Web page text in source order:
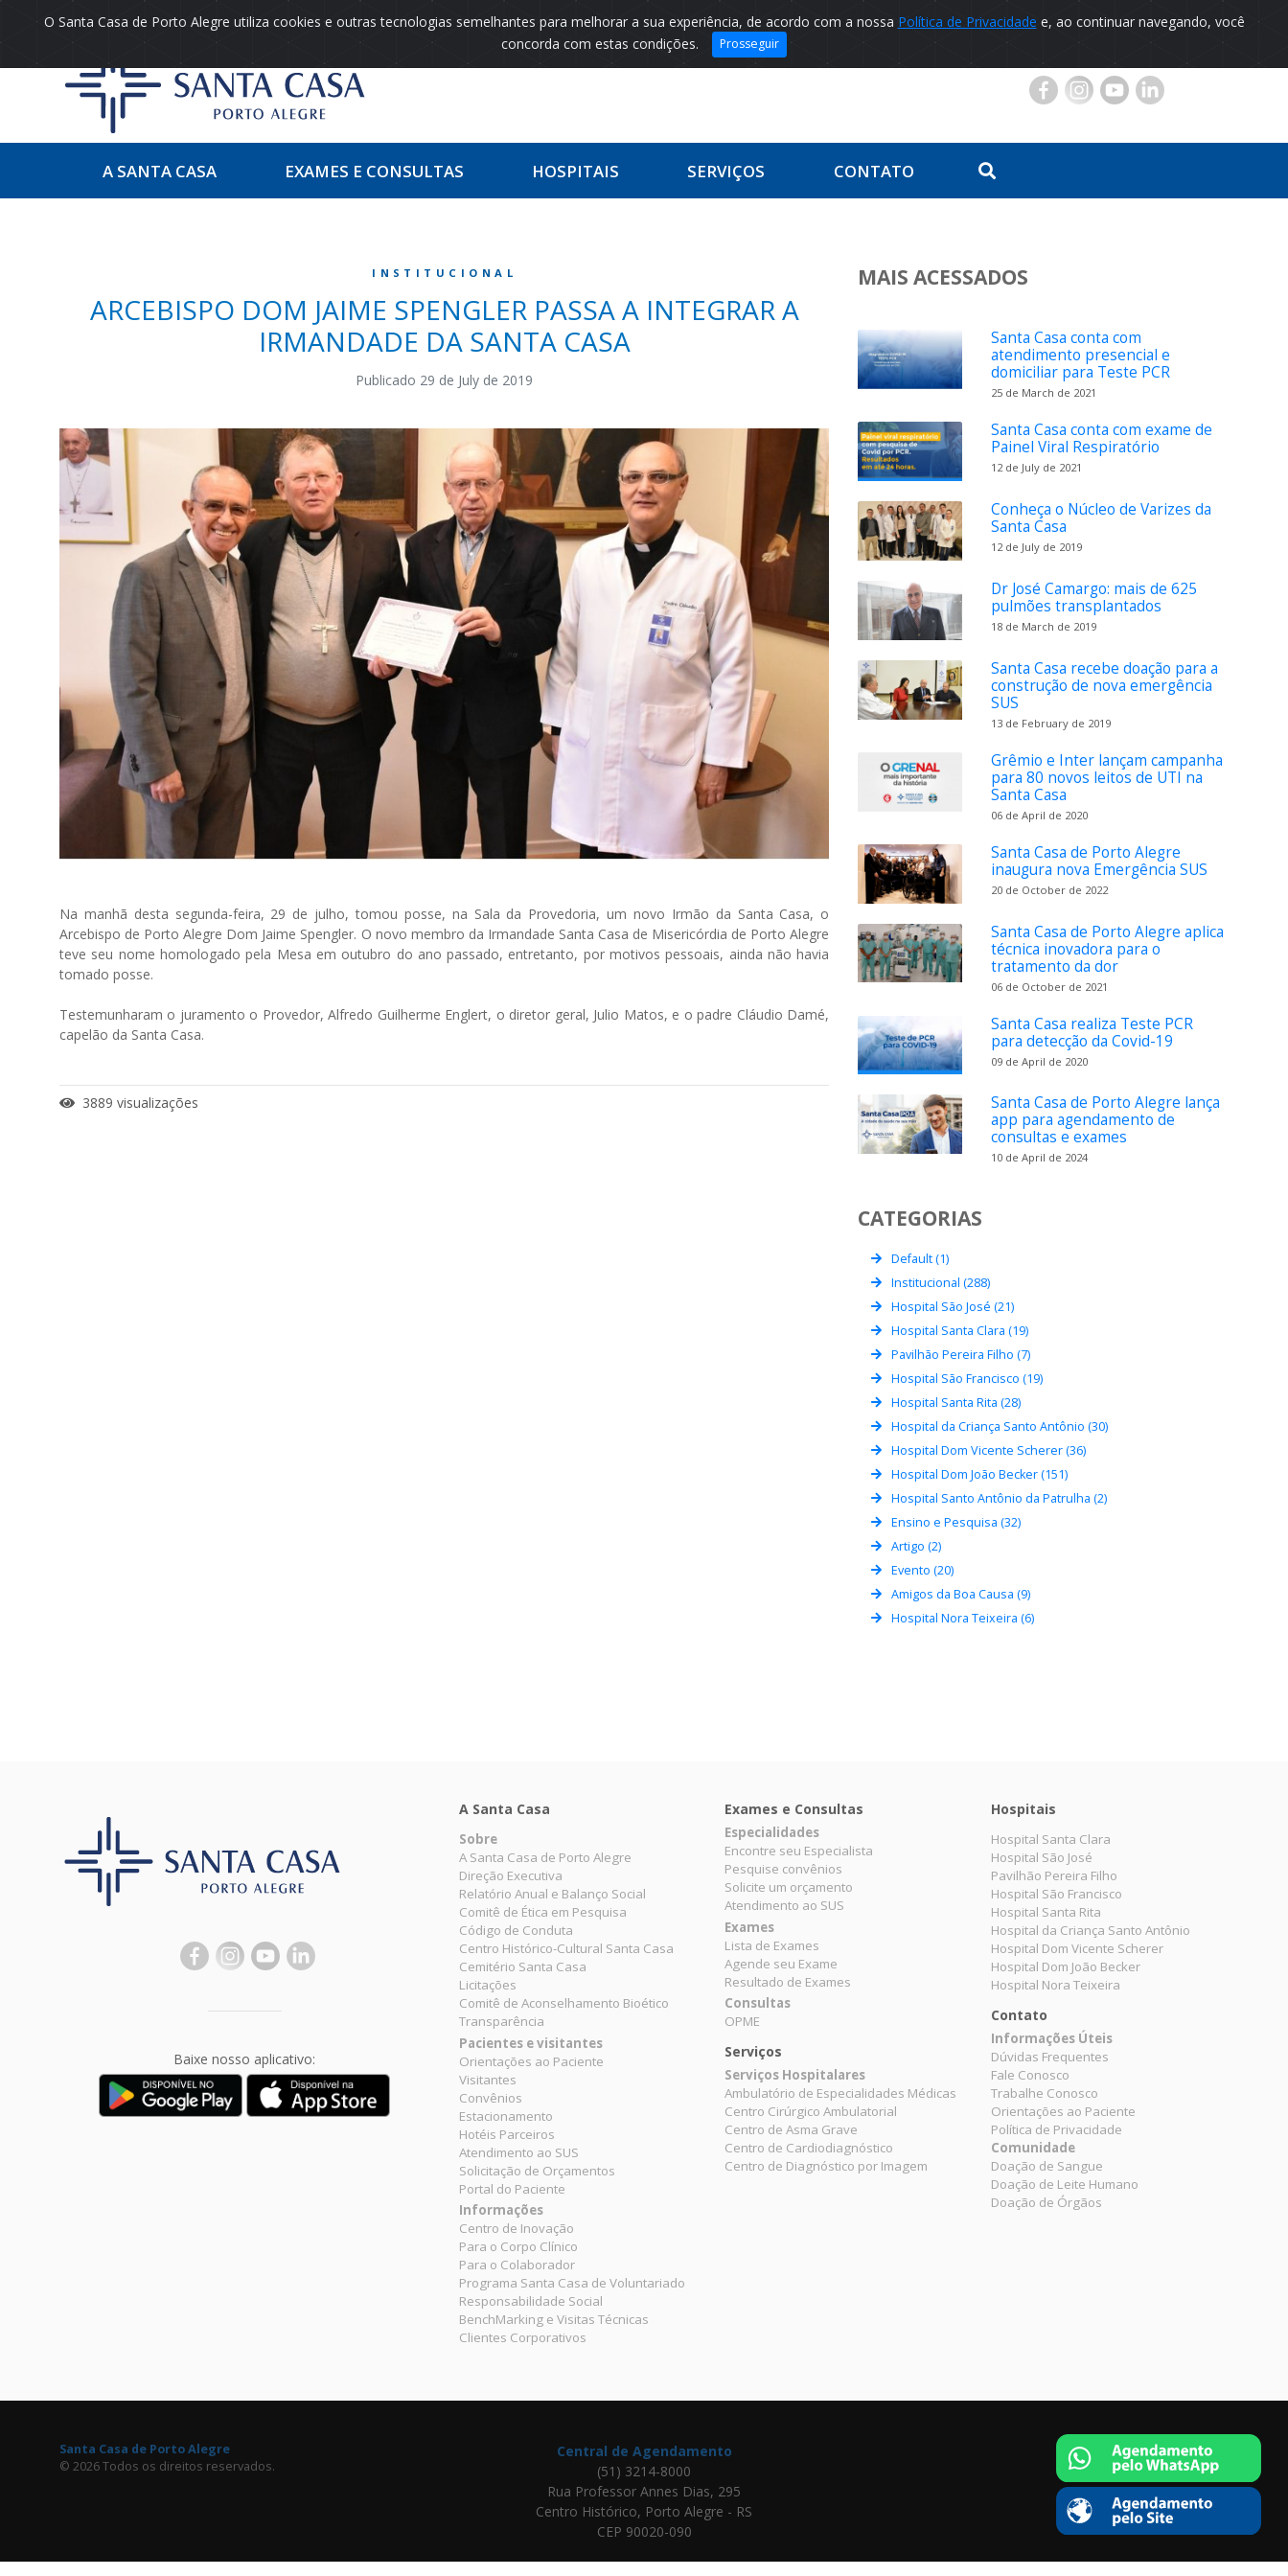
O Santa Casa de Porto Alegre utiliza cookies e outras tecnologias semelhantes para melhorar a sua experiência, de acordo com a nossa Política de Privacidade e, ao continuar navegando, você
concorda com estas condições.
Prosseguir
A SANTA CASA EXAMES E CONSULTAS HOSPITAIS SERVIÇOS CONTATO
INSTITUCIONAL
ARCEBISPO DOM JAIME SPENGLER PASSA A INTEGRAR A
IRMANDADE DA SANTA CASA
Publicado 29 de July de 2019
Na manhã desta segunda-feira, 29 de julho, tomou posse, na Sala da Provedoria, um novo Irmão da Santa Casa, o
Arcebispo de Porto Alegre Dom Jaime Spengler. O novo membro da Irmandade Santa Casa de Misericórdia de Porto Alegre
teve seu nome homologado pela Mesa em outubro do ano passado, entretanto, por motivos pessoais, ainda não havia
tomado posse.
Testemunharam o juramento o Provedor, Alfredo Guilherme Englert, o diretor geral, Julio Matos, e o padre Cláudio Damé,
capelão da Santa Casa.
3889 visualizações
MAIS ACESSADOS
Santa Casa conta com
atendimento presencial e
domiciliar para Teste PCR
25 de March de 2021
Santa Casa conta com exame de
Painel Viral Respiratório
12 de July de 2021
Conheça o Núcleo de Varizes da
Santa Casa
12 de July de 2019
Dr José Camargo: mais de 625
pulmões transplantados
18 de March de 2019
Santa Casa recebe doação para a
construção de nova emergência
SUS
13 de February de 2019
Grêmio e Inter lançam campanha
para 80 novos leitos de UTI na
Santa Casa
06 de April de 2020
Santa Casa de Porto Alegre
inaugura nova Emergência SUS
20 de October de 2022
Santa Casa de Porto Alegre aplica
técnica inovadora para o
tratamento da dor
06 de October de 2021
Santa Casa realiza Teste PCR
para detecção da Covid-19
09 de April de 2020
Santa Casa de Porto Alegre lança
app para agendamento de
consultas e exames
10 de April de 2024
CATEGORIAS
Default (1)
Institucional (288)
Hospital São José (21)
Hospital Santa Clara (19)
Pavilhão Pereira Filho (7)
Hospital São Francisco (19)
Hospital Santa Rita (28)
Hospital da Criança Santo Antônio (30)
Hospital Dom Vicente Scherer (36)
Hospital Dom João Becker (151)
Hospital Santo Antônio da Patrulha (2)
Ensino e Pesquisa (32)
Artigo (2)
Evento (20)
Amigos da Boa Causa (9)
Hospital Nora Teixeira (6)
Baixe nosso aplicativo:
A Santa Casa
Sobre
A Santa Casa de Porto Alegre
Direção Executiva
Relatório Anual e Balanço Social
Comitê de Ética em Pesquisa
Código de Conduta
Centro Histórico-Cultural Santa Casa
Cemitério Santa Casa
Licitações
Comitê de Aconselhamento Bioético
Transparência
Pacientes e visitantes
Orientações ao Paciente
Visitantes
Convênios
Estacionamento
Hotéis Parceiros
Atendimento ao SUS
Solicitação de Orçamentos
Portal do Paciente
Informações
Centro de Inovação
Para o Corpo Clínico
Para o Colaborador
Programa Santa Casa de Voluntariado
Responsabilidade Social
BenchMarking e Visitas Técnicas
Clientes Corporativos
Exames e Consultas
Especialidades
Encontre seu Especialista
Pesquise convênios
Solicite um orçamento
Atendimento ao SUS
Exames
Lista de Exames
Agende seu Exame
Resultado de Exames
Consultas
OPME
Serviços
Serviços Hospitalares
Ambulatório de Especialidades Médicas
Centro Cirúrgico Ambulatorial
Centro de Asma Grave
Centro de Cardiodiagnóstico
Centro de Diagnóstico por Imagem
Hospitais
Hospital Santa Clara
Hospital São José
Pavilhão Pereira Filho
Hospital São Francisco
Hospital Santa Rita
Hospital da Criança Santo Antônio
Hospital Dom Vicente Scherer
Hospital Dom João Becker
Hospital Nora Teixeira
Contato
Informações Úteis
Dúvidas Frequentes
Fale Conosco
Trabalhe Conosco
Orientações ao Paciente
Política de Privacidade
Comunidade
Doação de Sangue
Doação de Leite Humano
Doação de Órgãos
Santa Casa de Porto Alegre
© 2026 Todos os direitos reservados.
Central de Agendamento
(51) 3214-8000
Rua Professor Annes Dias, 295
Centro Histórico, Porto Alegre - RS
CEP 90020-090